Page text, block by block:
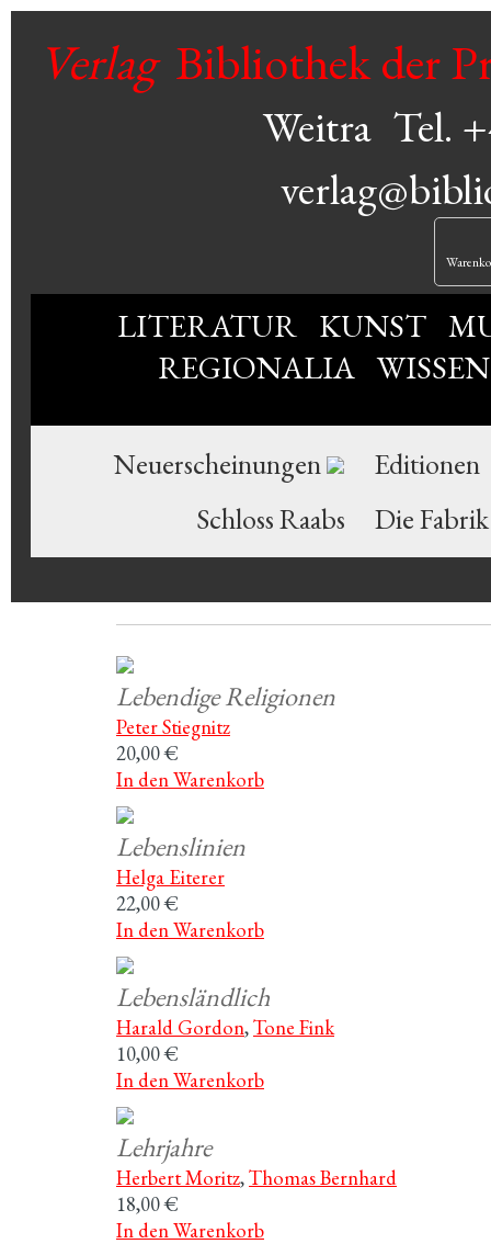
VerlagBibliothek der
Weitra Tel.
LITERATUR KUNST
REGIONALIA
Neuerscheinungen
Editionen
Schloss Raabs
Die Fabrik
Lebendige Religionen
Peter Stiegnitz
20,00 €
In den Warenkorb
Lebenslinien
Helga Eiterer
22,00 €
In den Warenkorb
Lebensländlich
Harald Gordon,Tone Fink
10,00 €
In den Warenkorb
Lehrjahre
Herbert Moritz,Thomas Bernhard
18,00 €
In den Warenkorb